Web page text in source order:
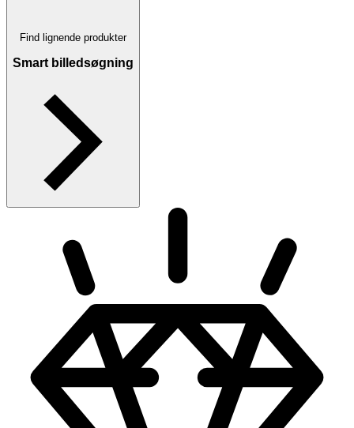
Find lignende produkter
Smart billedsøgning